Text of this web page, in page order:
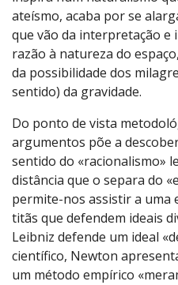
ateísmo, acaba por se
que vão da interpretação e
razão à natureza do
da possibilidade dos
sentido) da gravidade.
Do ponto de vista
argumentos põe a
sentido do «racionalismo»
distância que o separa do
permite-nos assistir a uma
titãs que defendem ideais
Leibniz defende um ideal
científico, Newton
um método empírico